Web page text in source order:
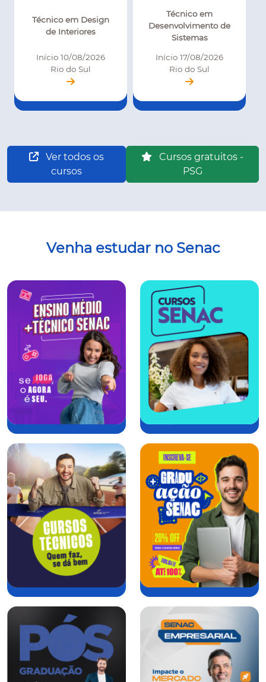
Técnico em Design
de Interiores
Início 10/08/2026
Rio do Sul
Técnico em
Desenvolvimento de
Sistemas
Início 17/08/2026
Rio do Sul
Ver todos os
cursos
Cursos gratuitos -
PSG
Venha estudar no Senac